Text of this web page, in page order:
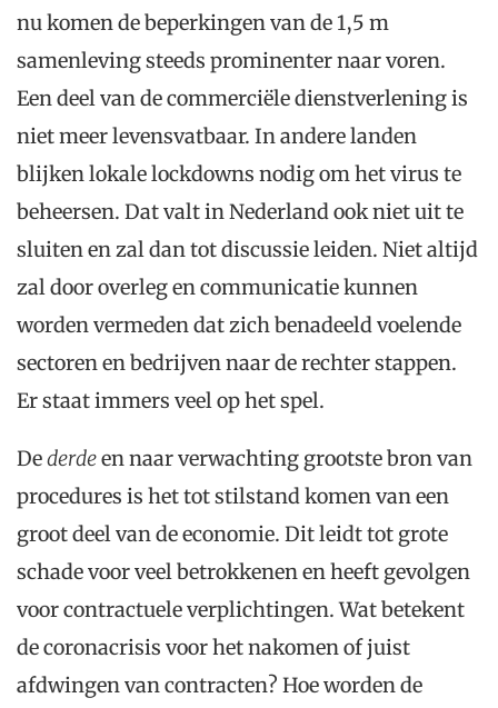
nu komen de beperkingen van de 1,5 m
samenleving steeds prominenter naar voren.
Een deel van de commerciële dienstverlening is
niet meer levensvatbaar. In andere landen
blijken lokale lockdowns nodig om het virus te
beheersen. Dat valt in Nederland ook niet uit te
sluiten en zal dan tot discussie leiden. Niet altijd
zal door overleg en communicatie kunnen
worden vermeden dat zich benadeeld voelende
sectoren en bedrijven naar de rechter stappen.
Er staat immers veel op het spel.
Dederdeen naar verwachting grootste bron van
procedures is het tot stilstand komen van een
groot deel van de economie. Dit leidt tot grote
schade voor veel betrokkenen en heeft gevolgen
voor contractuele verplichtingen. Wat betekent
de coronacrisis voor het nakomen of juist
afdwingen van contracten? Hoe worden de